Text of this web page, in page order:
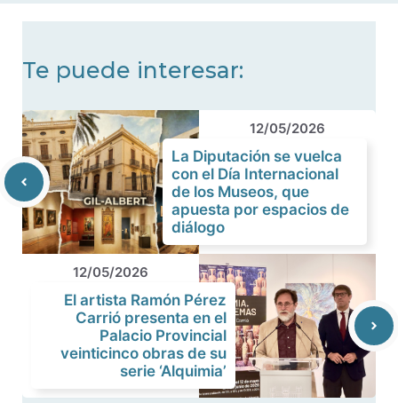
Te puede interesar:
12/05/2026
La Diputación se vuelca
con el Día Internacional
de los Museos, que
apuesta por espacios de
diálogo
12/05/2026
El artista Ramón Pérez
Carrió presenta en el
Palacio Provincial
veinticinco obras de su
serie ‘Alquimia’